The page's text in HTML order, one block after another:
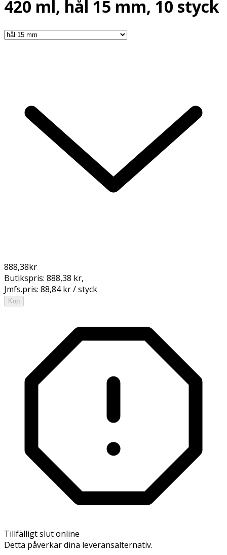
420 ml, hål 15 mm, 10 styck
888,38kr
Butikspris: 888,38 kr,
Jmfs.pris: 88,84 kr / styck
Köp
Tillfälligt slut online
Detta påverkar dina leveransalternativ.